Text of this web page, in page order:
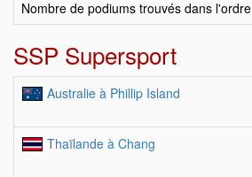
Nombre de podiums trouvés dans l'ordre
SSP Supersport
Australie à Phillip Island
Thaïlande à Chang